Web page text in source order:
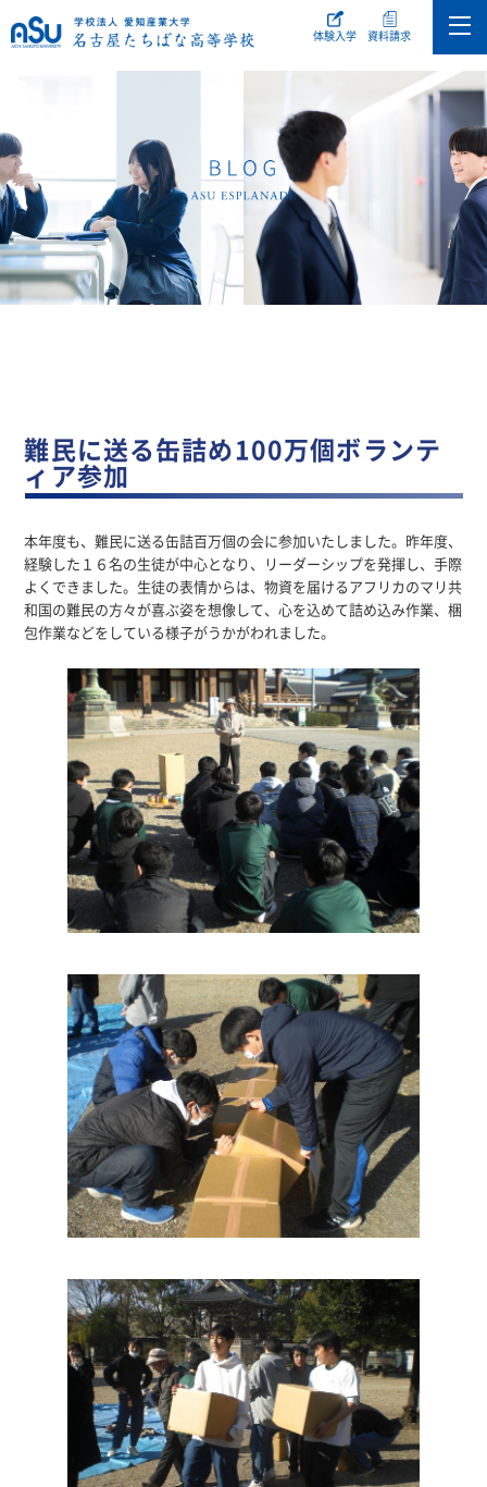
体験入学 資料請求
難民に送る缶詰め100万個ボランテ
ィア参加
本年度も、難民に送る缶詰百万個の会に参加いたしました。昨年度、
経験した１６名の生徒が中心となり、リーダーシップを発揮し、手際
よくできました。生徒の表情からは、物資を届けるアフリカのマリ共
和国の難民の方々が喜ぶ姿を想像して、心を込めて詰め込み作業、梱
包作業などをしている様子がうかがわれました。